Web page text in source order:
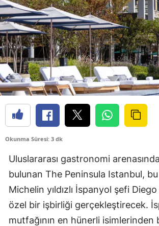
Okunma Süresi: 3 dk
Uluslararası gastronomi
bulunan The Peninsula Istanbul,
Michelin yıldızlı İspanyol şefi
özel bir işbirliği gerçekleştirecek.
mutfağının en hünerli isimlerinden